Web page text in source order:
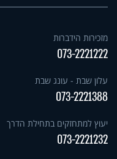
מזכירות הידברות
073-2221222
עלון שבת - עונג שבת
073-2221388
יעוץ למתחזקים בתחילת הדרך
073-2221232